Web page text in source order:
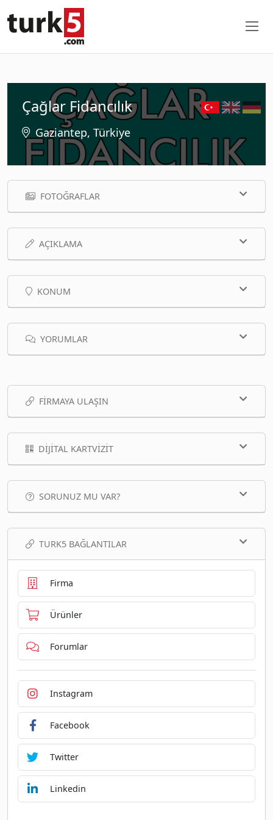
Çağlar Fidancılık
Gaziantep, Türkiye
FOTOĞRAFLAR
AÇIKLAMA
KONUM
YORUMLAR
FIRMAYA ULAŞIN
DIJITAL KARTVIZIT
SORUNUZ MU VAR?
TURK5 BAĞLANTILAR
Firma
Ürünler
Forumlar
Instagram
Facebook
Twitter
Linkedin